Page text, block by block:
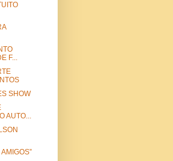
F...
SHOW
AUTO...